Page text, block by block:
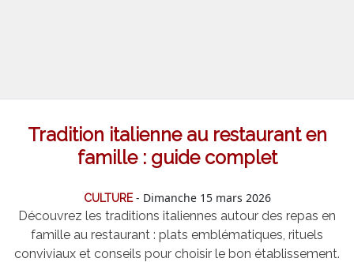
Tradition italienne au restaurant en
famille : guide complet
CULTURE- Dimanche 15 mars 2026
Découvrez les traditions italiennes autour des repas en
famille au restaurant : plats emblématiques, rituels
conviviaux et conseils pour choisir le bon établissement.